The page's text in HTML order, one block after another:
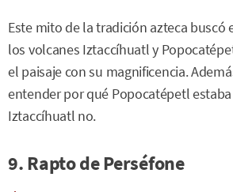
Este mito de la tradición azteca buscó
los volcanes Iztaccíhuatl y
el paisaje con su magnificencia.
entender por qué Popocatépetl
Iztaccíhuatl no.
9. Rapto de Perséfone